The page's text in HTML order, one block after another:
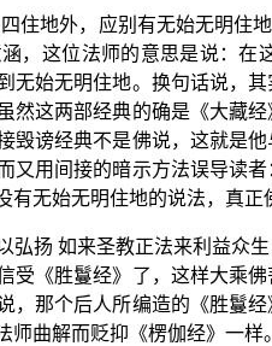
住地外，应别有无始无明住
，这位法师的意思是说：
无始无明住地。换句话说，
然这两部经典的确是《大藏
毁谤经典不是佛说，这就是
又用间接的暗示方法误导读
无始无明住地的说法，真
弘扬 如来圣教正法来利益众
受《胜鬘经》了，这样大乘
，那个后人所编造的《胜鬘
曲解而贬抑《楞伽经》一样。